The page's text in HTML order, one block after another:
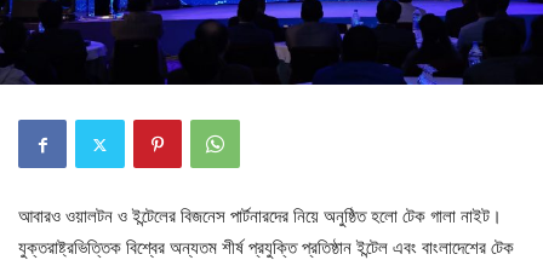
আবারও ওয়ালটন ও ইন্টেলের বিজনেস পার্টনারদের নিয়ে অনুষ্ঠিত হলো টেক গালা নাইট।
যুক্তরাষ্ট্রভিত্তিক বিশ্বের অন্যতম শীর্ষ প্রযুক্তি প্রতিষ্ঠান ইন্টেল এবং বাংলাদেশের টেক